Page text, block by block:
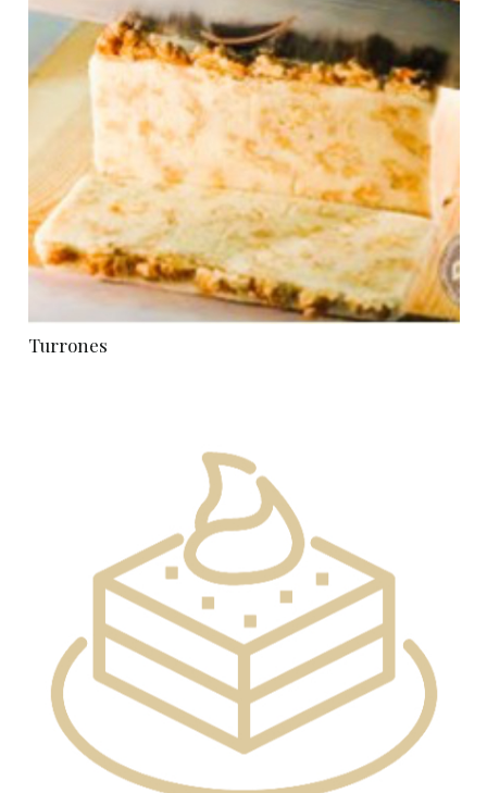
Turrones